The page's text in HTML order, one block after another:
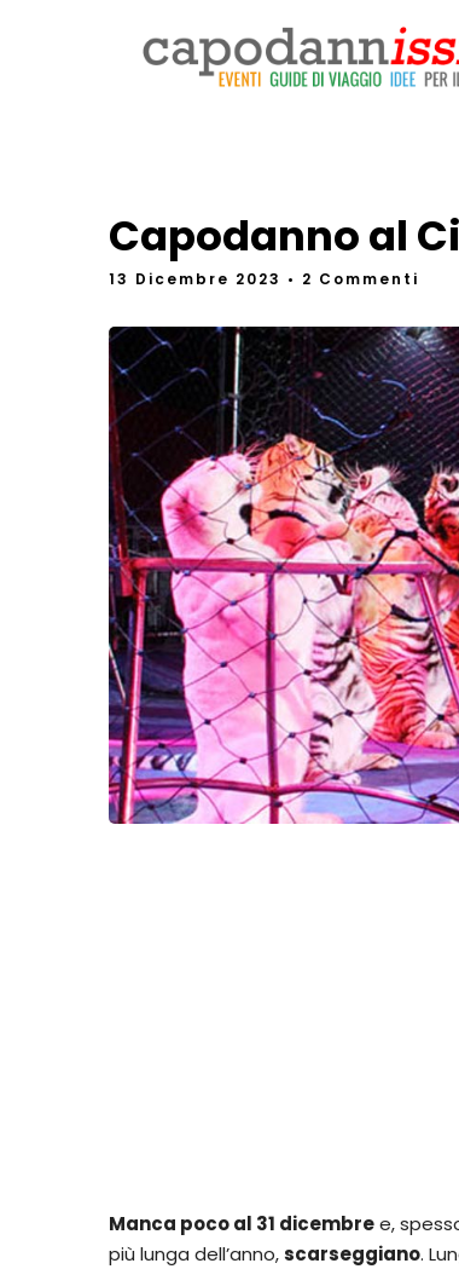
Capodanno al
13 Dicembre 2023 • 2 Commenti
Manca poco al 31 dicembree,
più lunga dell’anno,scarseggiano.